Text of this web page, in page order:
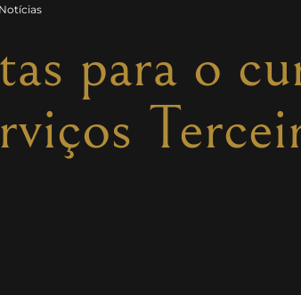
Notícias
para o